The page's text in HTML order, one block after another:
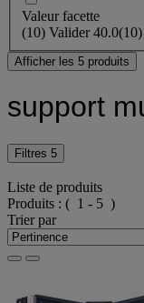
Valeur facette
(10) Valider40.0(10)
Afficher les 5 produits
support
Filtres 5
Liste de produits
Produits : ( 1 - 5 )
Trier par